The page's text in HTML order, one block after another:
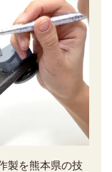
製を熊本県の技